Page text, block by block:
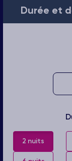
Durée et
2 nuits